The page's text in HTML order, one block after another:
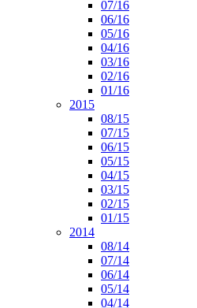
07/16
06/16
05/16
04/16
03/16
02/16
01/16
2015
08/15
07/15
06/15
05/15
04/15
03/15
02/15
01/15
2014
08/14
07/14
06/14
05/14
04/14